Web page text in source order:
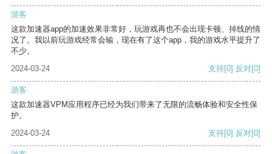
游客
这款加速器app的加速效果非常好，玩游戏再也不会出现卡顿、掉线的情
况了。我以前玩游戏经常会输，现在有了这个app，我的游戏水平提升了
不少。
2024-03-24
支持[0] 反对[0]
游客
这款加速器VPM应用程序已经为我们带来了无限的流畅体验和安全性保
护。
2024-03-24
支持[0] 反对[0]